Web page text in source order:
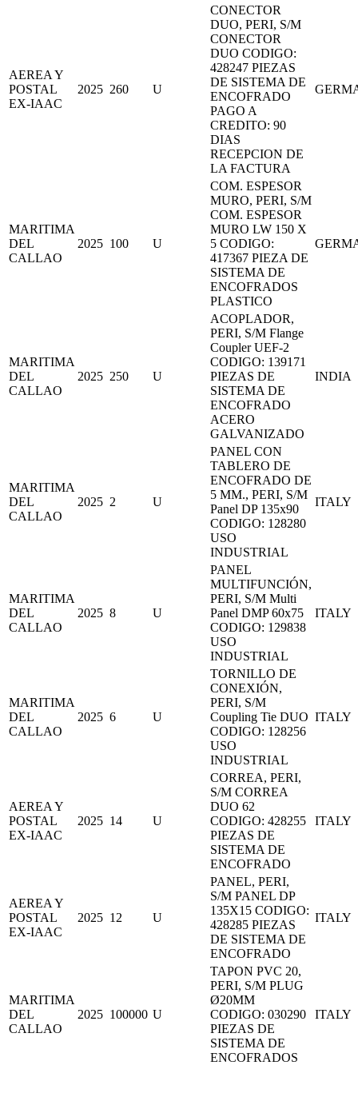
AEREA Y
POSTAL
EX-IAAC
2025 260 U
CONECTOR
DUO, PERI, S/M
CONECTOR
DUO CODIGO:
428247 PIEZAS
DE SISTEMA DE
ENCOFRADO
PAGO A
CREDITO: 90
DIAS
RECEPCION DE
LA FACTURA
MARITIMA
DEL
CALLAO
2025 100 U
COM. ESPESOR
MURO, PERI, S/M
COM. ESPESOR
MURO LW 150 X
5 CODIGO:
417367 PIEZA DE
SISTEMA DE
ENCOFRADOS
PLASTICO
MARITIMA
DEL
CALLAO
2025 250 U
ACOPLADOR,
PERI, S/M Flange
Coupler UEF-2
CODIGO: 139171
PIEZAS DE
SISTEMA DE
ENCOFRADO
ACERO
GALVANIZADO
INDIA
MARITIMA
DEL
CALLAO
2025 2 U
PANEL CON
TABLERO DE
ENCOFRADO DE
5 MM., PERI, S/M
Panel DP 135x90
CODIGO: 128280
USO
INDUSTRIAL
ITALY
MARITIMA
DEL
CALLAO
2025 8 U
PANEL
MULTIFUNCIÓN,
PERI, S/M Multi
Panel DMP 60x75
CODIGO: 129838
USO
INDUSTRIAL
ITALY
MARITIMA
DEL
CALLAO
2025 6 U
TORNILLO DE
CONEXIÓN,
PERI, S/M
Coupling Tie DUO
CODIGO: 128256
USO
INDUSTRIAL
ITALY
AEREA Y
POSTAL
EX-IAAC
2025 14 U
CORREA, PERI,
S/M CORREA
DUO 62
CODIGO: 428255
PIEZAS DE
SISTEMA DE
ENCOFRADO
ITALY
AEREA Y
POSTAL
EX-IAAC
2025 12 U
PANEL, PERI,
S/M PANEL DP
135X15 CODIGO:
428285 PIEZAS
DE SISTEMA DE
ENCOFRADO
ITALY
MARITIMA
DEL
CALLAO
2025 100000 U
TAPON PVC 20,
PERI, S/M PLUG
Ø20MM
CODIGO: 030290
PIEZAS DE
SISTEMA DE
ENCOFRADOS
ITALY